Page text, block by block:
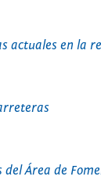
actuales en la
del Área de